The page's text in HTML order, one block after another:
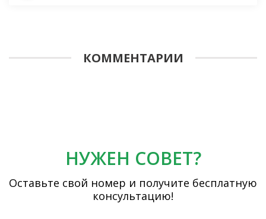
КОММЕНТАРИИ
НУЖЕН СОВЕТ?
Оставьте свой номер и получите бесплатную
консультацию!